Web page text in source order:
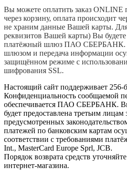
Вы можете оплатить заказ ONLINE
через корзину, оплата
не храним данные Вашей карты.
реквизитов Вашей карты) Вы
платёжный шлюз ПАО СБЕРБАНК.
шлюзом и передача информации
защищённом режиме с
шифрования SSL.
Настоящий сайт поддерживает
Конфиденциальность сообщаемой
обеспечивается ПАО СБЕРБАНК.
будет предоставлена третьим
предусмотренных
платежей по банковским картам
соответствии с требованиями
Int., MasterCard Europe Sprl, JCB.
Порядок возврата средств
интернет-магазина.